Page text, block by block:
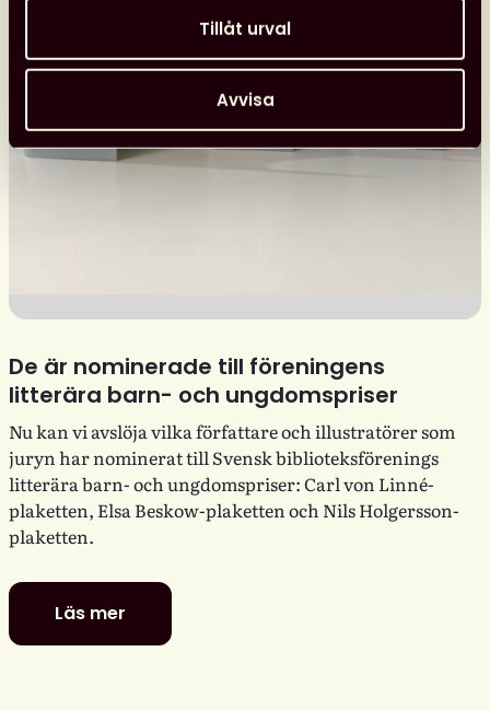
Tillåt urval
Avvisa
De är nominerade till föreningens
litterära barn- och ungdomspriser
Nu kan vi avslöja vilka författare och illustratörer som
juryn har nominerat till Svensk biblioteksförenings
litterära barn- och ungdomspriser: Carl von Linné-
plaketten, Elsa Beskow-plaketten och Nils Holgersson-
plaketten.
Läs mer
De
är